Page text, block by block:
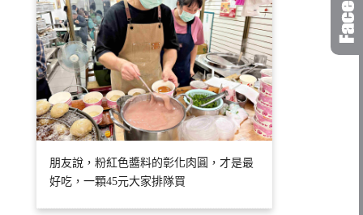
朋友說，粉紅色醬料的彰化肉圓，才是最
好吃，一顆45元大家排隊買